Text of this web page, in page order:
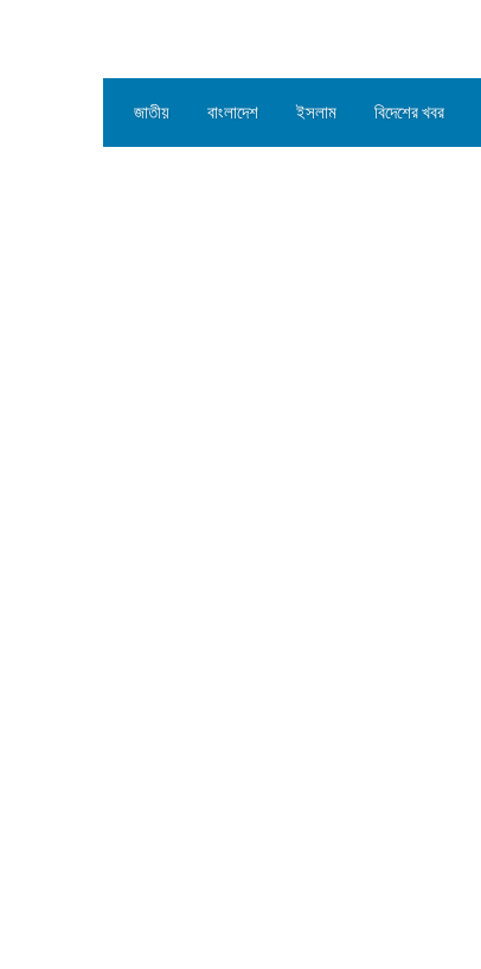
জাতীয় বাংলাদেশ ইসলাম বিদেশের খবর